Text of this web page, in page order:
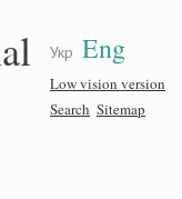
Укр Eng
Low vision version
Search Sitemap